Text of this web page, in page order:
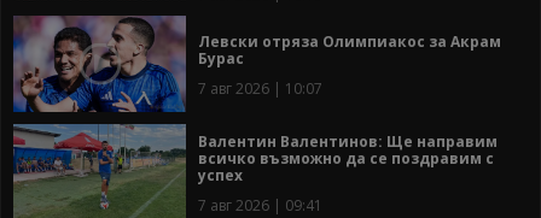
Левски отряза Олимпиакос за Акрам
Бурас
7 авг 2026 | 10:07
Валентин Валентинов: Ще направим
всичко възможно да се поздравим с
успех
7 авг 2026 | 09:41